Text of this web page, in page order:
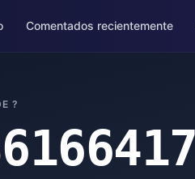
Comentados recientemente
?